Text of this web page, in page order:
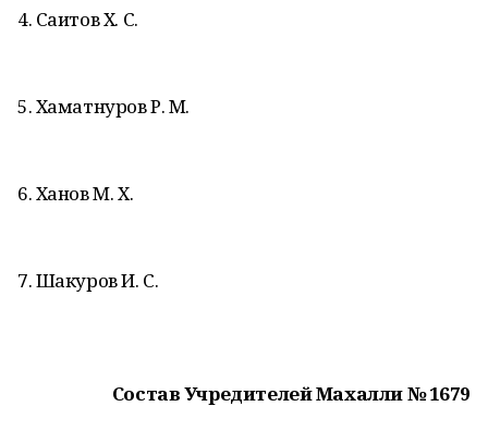
4. Саитов Х. С.
5. Хаматнуров Р. М.
6. Ханов М. Х.
7. Шакуров И. С.
Состав Учредителей Махалли № 1679